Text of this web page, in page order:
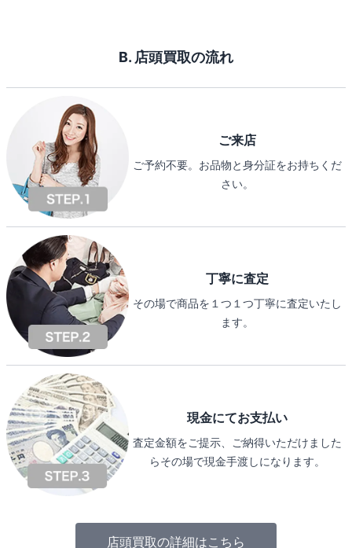
B. 店頭買取の流れ
ご来店
ご予約不要。お品物と身分証をお持ちくだ
さい。
丁寧に査定
その場で商品を１つ１つ丁寧に査定いたし
ます。
現金にてお支払い
査定金額をご提示、ご納得いただけました
らその場で現金手渡しになります。
店頭買取の詳細はこちら